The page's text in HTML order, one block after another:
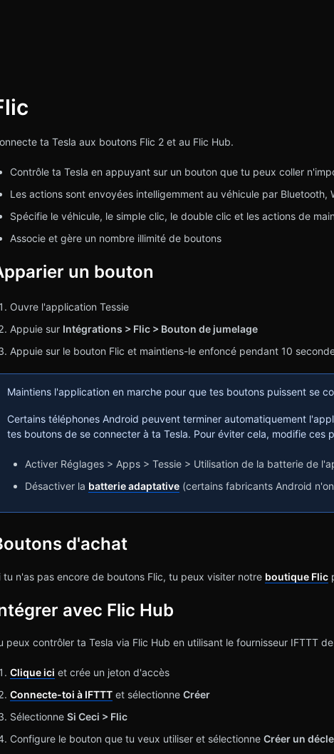
ta Tesla aux boutons Flic 2 et au Flic Hub.
Contrôle ta Tesla en appuyant sur un bouton que tu peux coller
Les actions sont envoyées intelligemment au véhicule par Bluetooth,
Spécifie le véhicule, le simple clic, le double clic et les actions de
Associe et gère un nombre illimité de boutons
un bouton
Ouvre l'application Tessie
Appuie sur Intégrations > Flic > Bouton de jumelage
Appuie sur le bouton Flic et maintiens-le enfoncé pendant 10
Maintiens l'application en marche pour que tes boutons puissent se
Certains téléphones Android peuvent terminer automatiquement
tes boutons de se connecter à ta Tesla. Pour éviter cela, modifie ces
Activer Réglages > Apps > Tessie > Utilisation de la batterie de
Désactiver la batterie adaptative(certains fabricants Android
d'achat
tu n'as pas encore de boutons Flic, tu peux visiter notre boutique Flic
avec Flic Hub
peux contrôler ta Tesla via Flic Hub en utilisant le fournisseur IFTTT
Clique ici et crée un jeton d'accès
Connecte-toi à IFTTTet sélectionne Créer
Sélectionne Si Ceci > Flic
Configure le bouton que tu veux utiliser et sélectionne Créer un